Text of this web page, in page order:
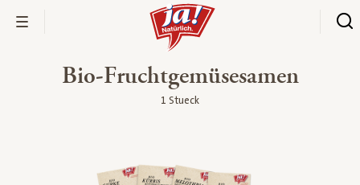
Bio-Fruchtgemüsesamen
1 Stueck